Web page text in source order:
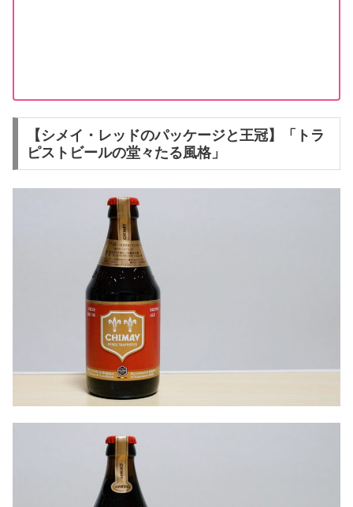
【シメイ・レッドのパッケージと王冠】「トラ
ピストビールの堂々たる風格」